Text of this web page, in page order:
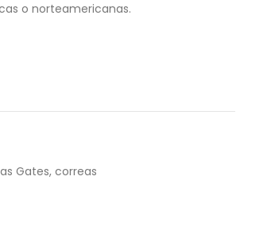
o norteamericanas.
Gates, correas